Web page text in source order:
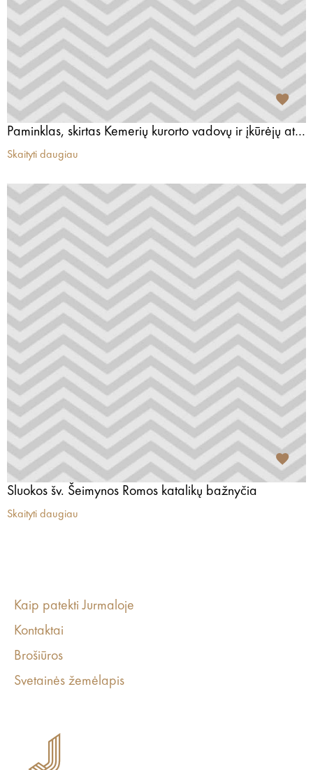
Paminklas, skirtas Kemerių kurorto vadovų ir įkūrėjų atminimui
Skaityti daugiau
Sluokos šv. Šeimynos Romos katalikų bažnyčia
Skaityti daugiau
Kaip patekti Jurmaloje
Kontaktai
Brošiūros
Svetainės žemėlapis